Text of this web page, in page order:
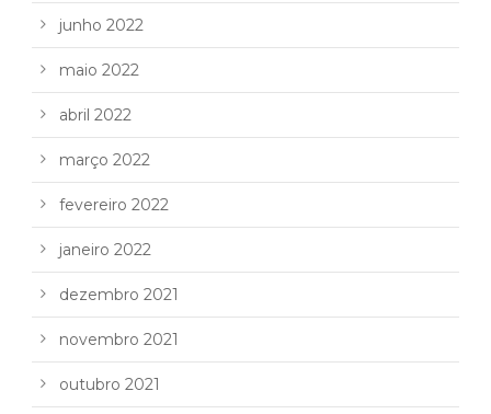
junho 2022
maio 2022
abril 2022
março 2022
fevereiro 2022
janeiro 2022
dezembro 2021
novembro 2021
outubro 2021